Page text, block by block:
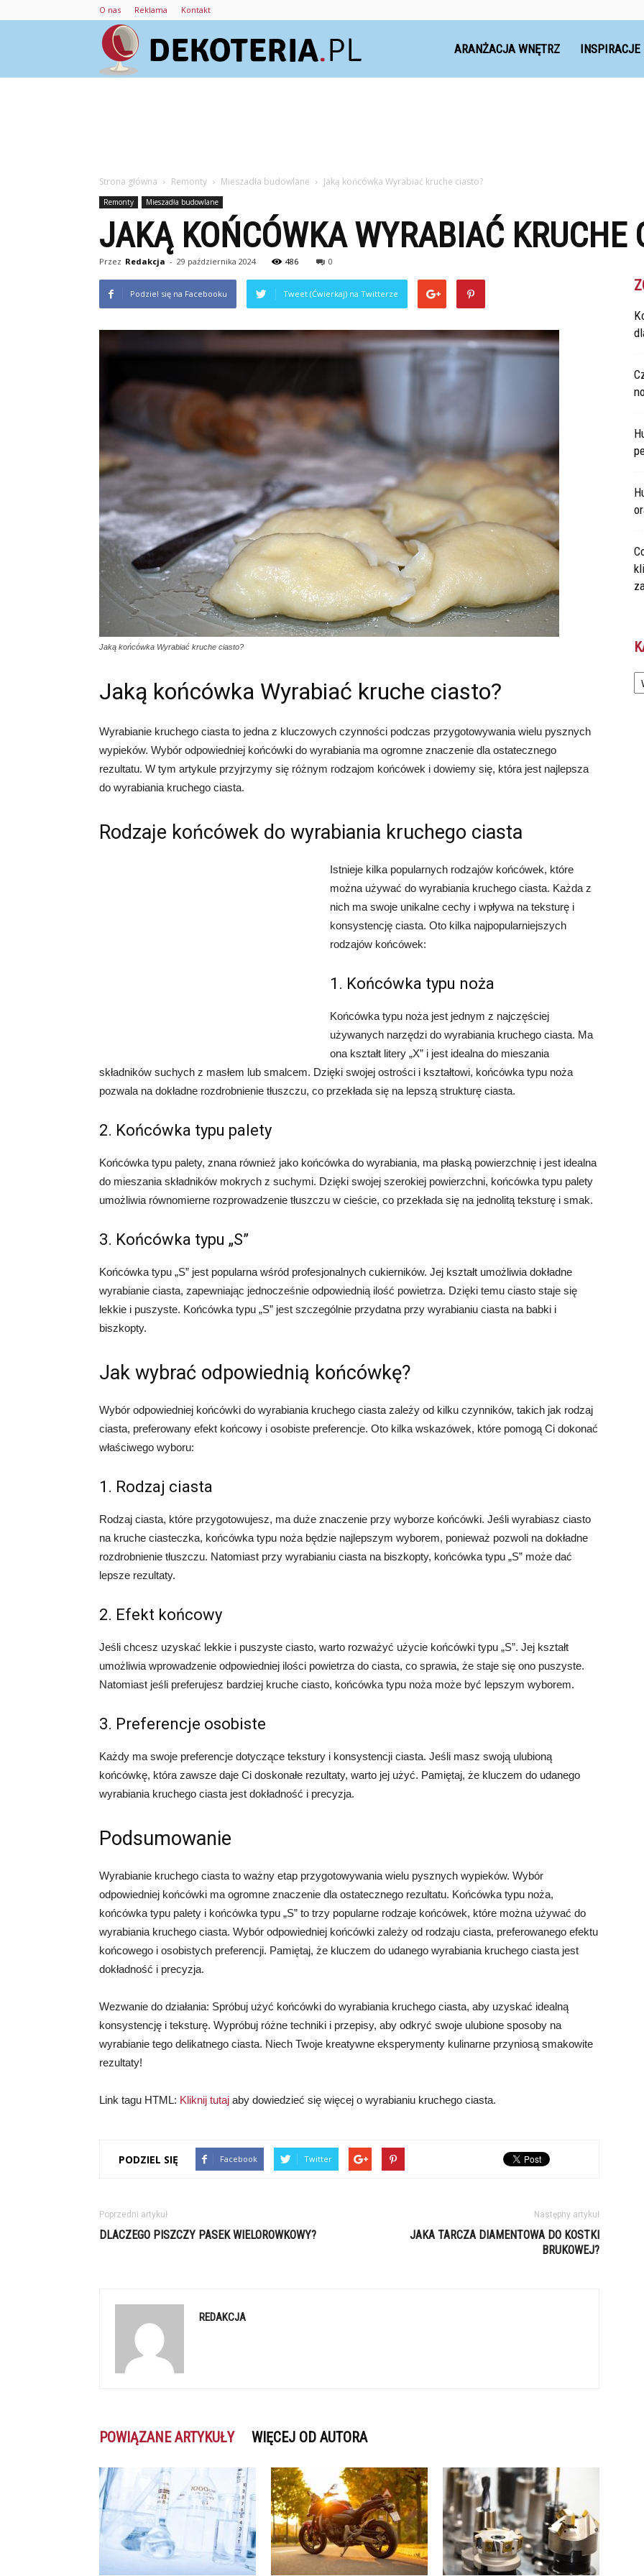
O nas Reklama Kontakt
ARANŻACJA WNĘTRZ INSPIRACJE
Strona główna Remonty Mieszadła budowlane Jaką końcówka Wyrabiać kruche ciasto?
Remonty Mieszadła budowlane
JAKĄ KOŃCÓWKA WYRABIAĆ KRUCHE
Przez Redakcja - 29 października 2024 486 0
Podziel się na Facebooku Tweet (Ćwierkaj) na Twitterze
Jaką końcówka Wyrabiać kruche ciasto?
Jaką końcówka Wyrabiać kruche ciasto?
Wyrabianie kruchego ciasta to jedna z kluczowych czynności podczas przygotowywania wielu pysznych
wypieków. Wybór odpowiedniej końcówki do wyrabiania ma ogromne znaczenie dla ostatecznego
rezultatu. W tym artykule przyjrzymy się różnym rodzajom końcówek i dowiemy się, która jest najlepsza
do wyrabiania kruchego ciasta.
Rodzaje końcówek do wyrabiania kruchego ciasta
Istnieje kilka popularnych rodzajów końcówek, które
można używać do wyrabiania kruchego ciasta. Każda z
nich ma swoje unikalne cechy i wpływa na teksturę i
konsystencję ciasta. Oto kilka najpopularniejszych
rodzajów końcówek:
1. Końcówka typu noża
Końcówka typu noża jest jednym z najczęściej
używanych narzędzi do wyrabiania kruchego ciasta. Ma
ona kształt litery „X” i jest idealna do mieszania
składników suchych z masłem lub smalcem. Dzięki swojej ostrości i kształtowi, końcówka typu noża
pozwala na dokładne rozdrobnienie tłuszczu, co przekłada się na lepszą strukturę ciasta.
2. Końcówka typu palety
Końcówka typu palety, znana również jako końcówka do wyrabiania, ma płaską powierzchnię i jest idealna
do mieszania składników mokrych z suchymi. Dzięki swojej szerokiej powierzchni, końcówka typu palety
umożliwia równomierne rozprowadzenie tłuszczu w cieście, co przekłada się na jednolitą teksturę i smak.
3. Końcówka typu „S”
Końcówka typu „S” jest popularna wśród profesjonalnych cukierników. Jej kształt umożliwia dokładne
wyrabianie ciasta, zapewniając jednocześnie odpowiednią ilość powietrza. Dzięki temu ciasto staje się
lekkie i puszyste. Końcówka typu „S” jest szczególnie przydatna przy wyrabianiu ciasta na babki i
biszkopty.
Jak wybrać odpowiednią końcówkę?
Wybór odpowiedniej końcówki do wyrabiania kruchego ciasta zależy od kilku czynników, takich jak rodzaj
ciasta, preferowany efekt końcowy i osobiste preferencje. Oto kilka wskazówek, które pomogą Ci dokonać
właściwego wyboru:
1. Rodzaj ciasta
Rodzaj ciasta, które przygotowujesz, ma duże znaczenie przy wyborze końcówki. Jeśli wyrabiasz ciasto
na kruche ciasteczka, końcówka typu noża będzie najlepszym wyborem, ponieważ pozwoli na dokładne
rozdrobnienie tłuszczu. Natomiast przy wyrabianiu ciasta na biszkopty, końcówka typu „S” może dać
lepsze rezultaty.
2. Efekt końcowy
Jeśli chcesz uzyskać lekkie i puszyste ciasto, warto rozważyć użycie końcówki typu „S”. Jej kształt
umożliwia wprowadzenie odpowiedniej ilości powietrza do ciasta, co sprawia, że staje się ono puszyste.
Natomiast jeśli preferujesz bardziej kruche ciasto, końcówka typu noża może być lepszym wyborem.
3. Preferencje osobiste
Każdy ma swoje preferencje dotyczące tekstury i konsystencji ciasta. Jeśli masz swoją ulubioną
końcówkę, która zawsze daje Ci doskonałe rezultaty, warto jej użyć. Pamiętaj, że kluczem do udanego
wyrabiania kruchego ciasta jest dokładność i precyzja.
Podsumowanie
Wyrabianie kruchego ciasta to ważny etap przygotowywania wielu pysznych wypieków. Wybór
odpowiedniej końcówki ma ogromne znaczenie dla ostatecznego rezultatu. Końcówka typu noża,
końcówka typu palety i końcówka typu „S” to trzy popularne rodzaje końcówek, które można używać do
wyrabiania kruchego ciasta. Wybór odpowiedniej końcówki zależy od rodzaju ciasta, preferowanego efektu
końcowego i osobistych preferencji. Pamiętaj, że kluczem do udanego wyrabiania kruchego ciasta jest
dokładność i precyzja.
Wezwanie do działania: Spróbuj użyć końcówki do wyrabiania kruchego ciasta, aby uzyskać idealną
konsystencję i teksturę. Wypróbuj różne techniki i przepisy, aby odkryć swoje ulubione sposoby na
wyrabianie tego delikatnego ciasta. Niech Twoje kreatywne eksperymenty kulinarne przyniosą smakowite
rezultaty!
Link tagu HTML: Kliknij tutaj aby dowiedzieć się więcej o wyrabianiu kruchego ciasta.
PODZIEL SIĘ Facebook Twitter
Poprzedni artykuł
DLACZEGO PISZCZY PASEK WIELOROWKOWY?
Następny artykuł
JAKA TARCZA DIAMENTOWA DO KOSTKI
BRUKOWEJ?
REDAKCJA
POWIĄZANE ARTYKUŁY WIĘCEJ OD AUTORA